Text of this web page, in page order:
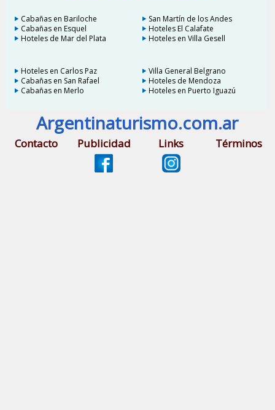
Cabañas en Bariloche
San Martín de los Andes
Cabañas en Esquel
Hoteles El Calafate
Hoteles de Mar del Plata
Hoteles en Villa Gesell
Hoteles en Carlos Paz
Villa General Belgrano
Cabañas en San Rafael
Hoteles de Mendoza
Cabañas en Merlo
Hoteles en Puerto Iguazú
Argentinaturismo.com.ar
Contacto Publicidad Links Términos